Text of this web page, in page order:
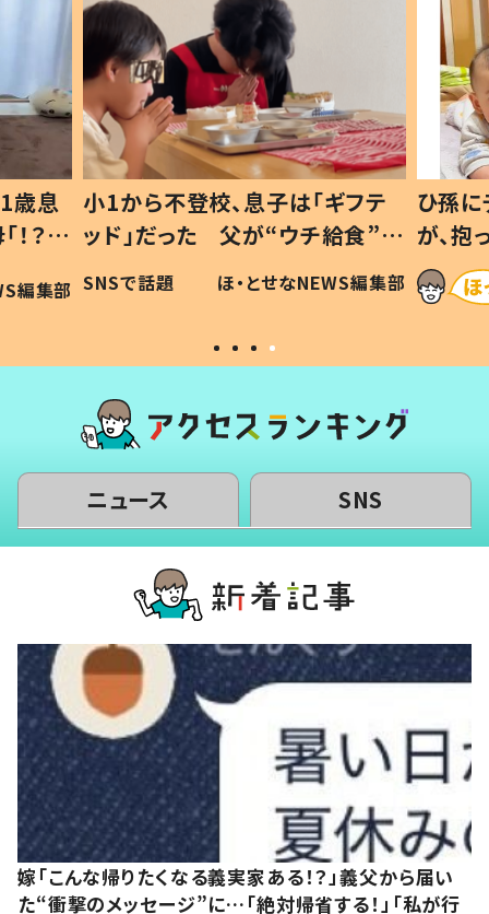
歳息
？」
編集部
小1から不登校、息子は「ギフテ
ッド」だった 父が“ウチ給食”を
作り続ける理由とは #令和の親
#令和の子
SNSで話題 ほ・とせなNEWS編集部
ひ孫
が、
「涙が
い」
ニュース SNS
嫁「こんな帰りたくなる義実家ある！？」義父から届い
た“衝撃のメッセージ”に…「絶対帰省する！」「私が行